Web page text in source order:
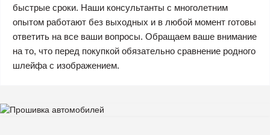
быстрые сроки. Наши консультанты с многолетним
опытом работают без выходных и в любой момент готовы
ответить на все ваши вопросы. Обращаем ваше внимание
на то, что перед покупкой обязательно сравнение родного
шлейфа с изображением.